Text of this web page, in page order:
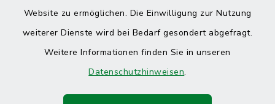
Website zu ermöglichen. Die Einwilligung zur Nutzung
weiterer Dienste wird bei Bedarf gesondert abgefragt.
Weitere Informationen finden Sie in unseren
Datenschutzhinweisen.
Barrierefreiheit